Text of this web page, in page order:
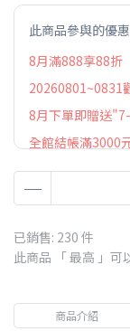
此商品參與的優
8月滿888享88折
20260801~0831
8月下單即贈送
全館結帳滿3000
已銷售: 230 件
此商品 「 最高 」可
商品介紹